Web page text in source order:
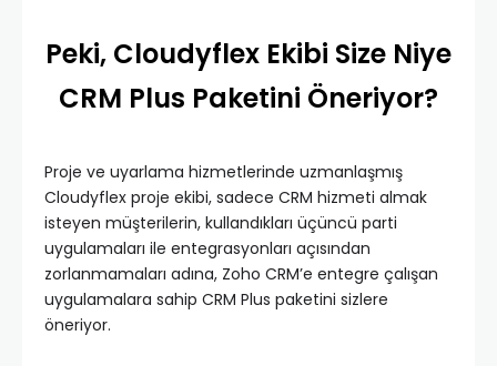
Peki, Cloudyflex Ekibi Size Niye
CRM Plus Paketini Öneriyor?
Proje ve uyarlama hizmetlerinde uzmanlaşmış
Cloudyflex proje ekibi, sadece CRM hizmeti almak
isteyen müşterilerin, kullandıkları üçüncü parti
uygulamaları ile entegrasyonları açısından
zorlanmamaları adına, Zoho CRM’e entegre çalışan
uygulamalara sahip CRM Plus paketini sizlere
öneriyor.